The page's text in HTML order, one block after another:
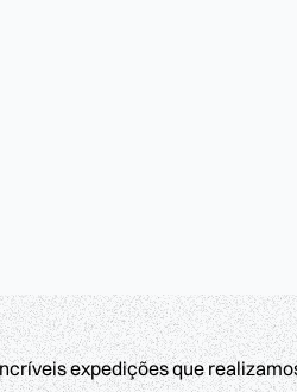
expedições que